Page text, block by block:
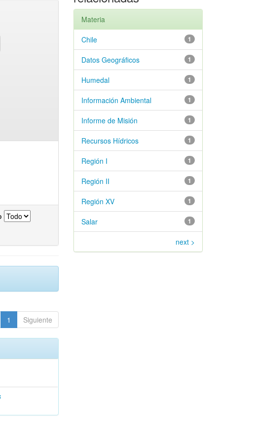
1 Siguiente
Materia
1
Chile
1
Datos Geográficos
1
Humedal
1
Información Ambiental
1
Informe de Misión
1
Recursos Hídricos
1
Región I
1
Región II
1
Región XV
1
Salar
next >